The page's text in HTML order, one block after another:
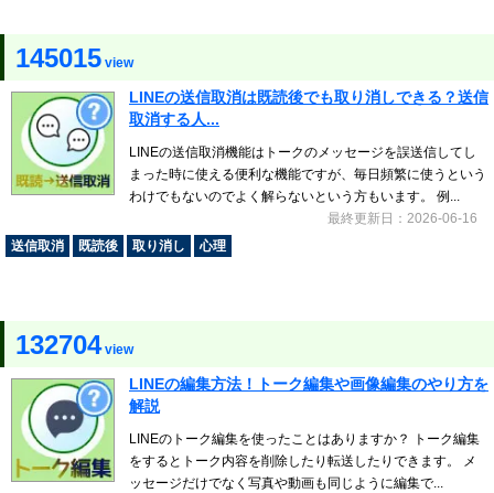
145015 view
LINEの送信取消は既読後でも取り消しできる？送信
取消する人...
LINEの送信取消機能はトークのメッセージを誤送信してし
まった時に使える便利な機能ですが、毎日頻繁に使うという
わけでもないのでよく解らないという方もいます。 例...
最終更新日：2026-06-16
送信取消
既読後 取り消し 心理
132704view
LINEの編集方法！トーク編集や画像編集のやり方を
解説
LINEのトーク編集を使ったことはありますか？ トーク編集
をするとトーク内容を削除したり転送したりできます。 メ
ッセージだけでなく写真や動画も同じように編集で...